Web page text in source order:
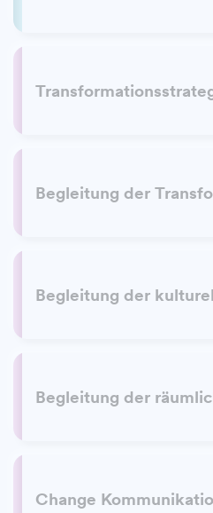
Begleitung der
Begleitung der
Begleitung der
Change